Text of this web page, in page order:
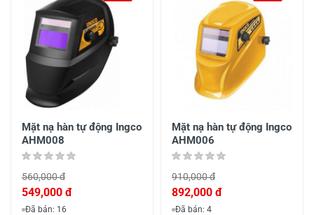
Mặt nạ hàn tự động Ingco
AHM008
560,000 đ
549,000 đ
Đã bán: 16
Mặt nạ hàn tự động Ingco
AHM006
910,000 đ
892,000 đ
Đã bán: 4